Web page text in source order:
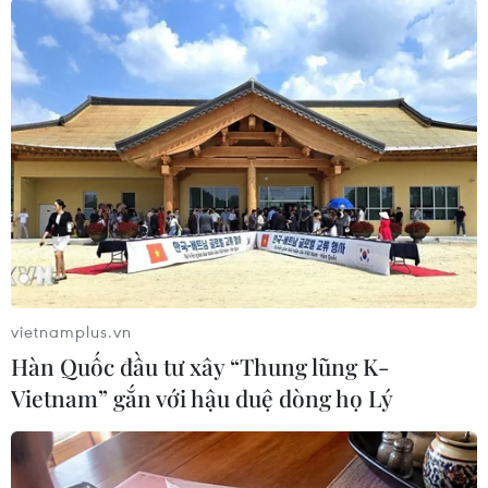
Chính phủ Colombia bắt
đầu đàm phán với nhóm
vũ trang Segunda
Marquetalia
Chính phủ Colombia thời gian gần đây đã nỗ lực
thúc đẩy đối thoại hòa bình với các nhóm vũ trang
tại quốc gia Nam Mỹ này nhằm chấm dứt hoàn
toàn các cuộc xung đột kéo dài suốt 6 thập kỷ
qua.
vietnamplus.vn
Hàn Quốc đầu tư xây “Thung lũng K-
Vietnam” gắn với hậu duệ dòng họ Lý